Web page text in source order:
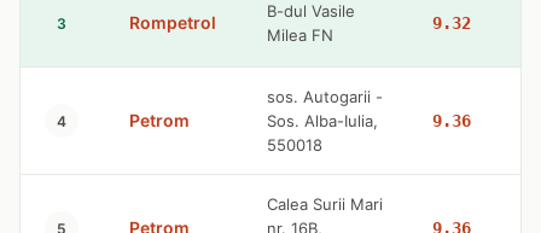
3 Rompetrol
B-dul Vasile
Milea FN
9.32
4 Petrom
sos. Autogarii -
Sos. Alba-Iulia,
550018
9.36
5 Petrom
Calea Surii Mari
nr. 16B,
9.36